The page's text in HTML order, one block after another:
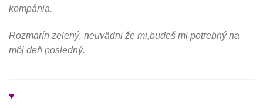
kompánia.
Rozmarín zelený, neuvädni že mi,budeš mi potrebný na
môj deň posledný.
♥